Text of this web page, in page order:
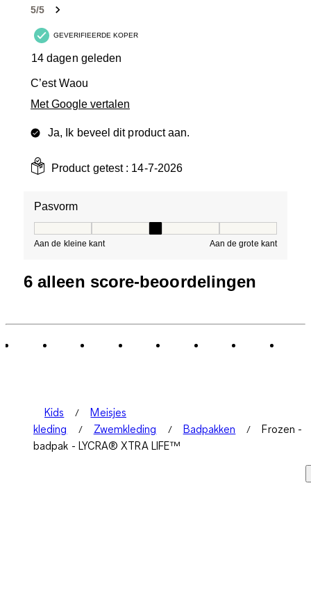
5/5
GEVERIFIEERDE KOPER
14 dagen geleden
C’est Waou
Met Google vertalen
Ja, Ik beveel dit product aan.
Product getest : 14-7-2026
Pasvorm
Aan de kleine kant Aan de grote kant
6 alleen score-beoordelingen
Kids
Meisjes
kleding
Zwemkleding Badpakken
Frozen -
badpak - LYCRA® XTRA LIFE™